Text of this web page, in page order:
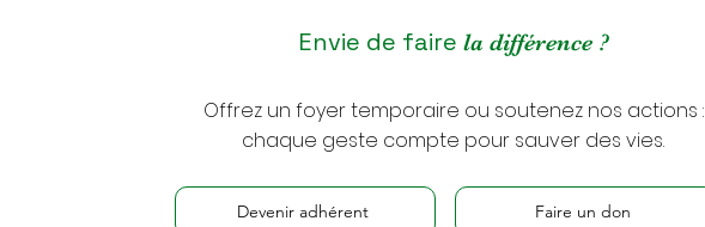
Envie de faire la différence ?
Offrez un foyer temporaire ou soutenez nos actions :
chaque geste compte pour sauver des vies.
Devenir adhérent Faire un don